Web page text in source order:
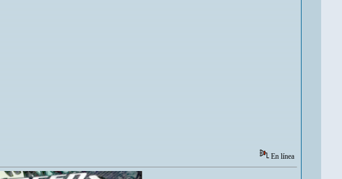
En línea